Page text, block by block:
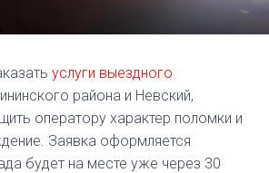
услуги выездного
района и Невский,
оператору характер поломки и
Заявка оформляется
будет на месте уже через 30